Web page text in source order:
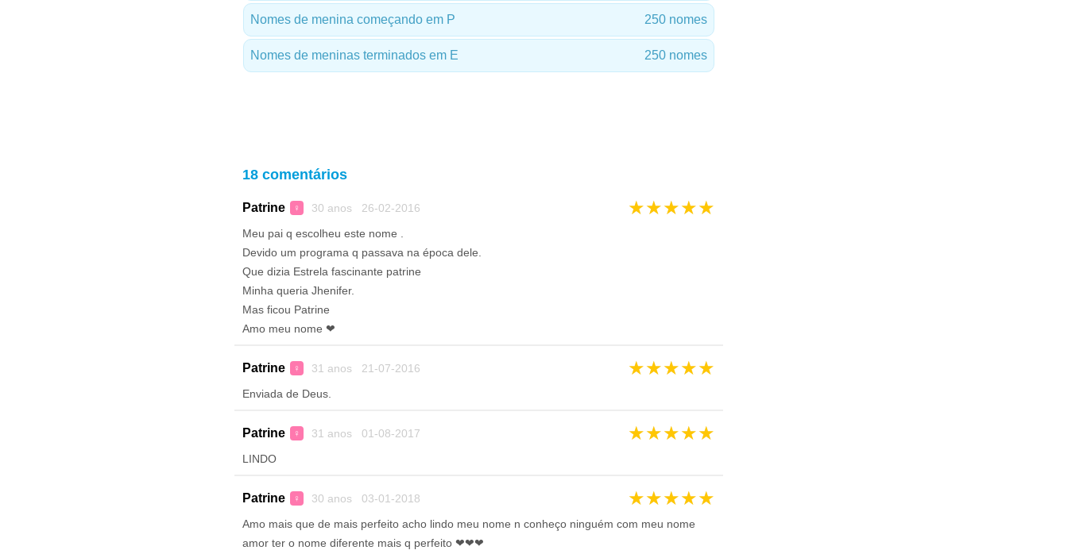
Nomes de menina começando em P 250 nomes
Nomes de meninas terminados em E 250 nomes
18 comentários
Patrine ♀ 30 anos 26-02-2016 ★★★★★
Meu pai q escolheu este nome .
Devido um programa q passava na época dele.
Que dizia Estrela fascinante patrine
Minha queria Jhenifer.
Mas ficou Patrine
Amo meu nome ❤
Patrine ♀ 31 anos 21-07-2016 ★★★★★
Enviada de Deus.
Patrine ♀ 31 anos 01-08-2017 ★★★★★
LINDO
Patrine ♀ 30 anos 03-01-2018 ★★★★★
Amo mais que de mais perfeito acho lindo meu nome n conheço ninguém com meu nome
amor ter o nome diferente mais q perfeito ❤❤❤